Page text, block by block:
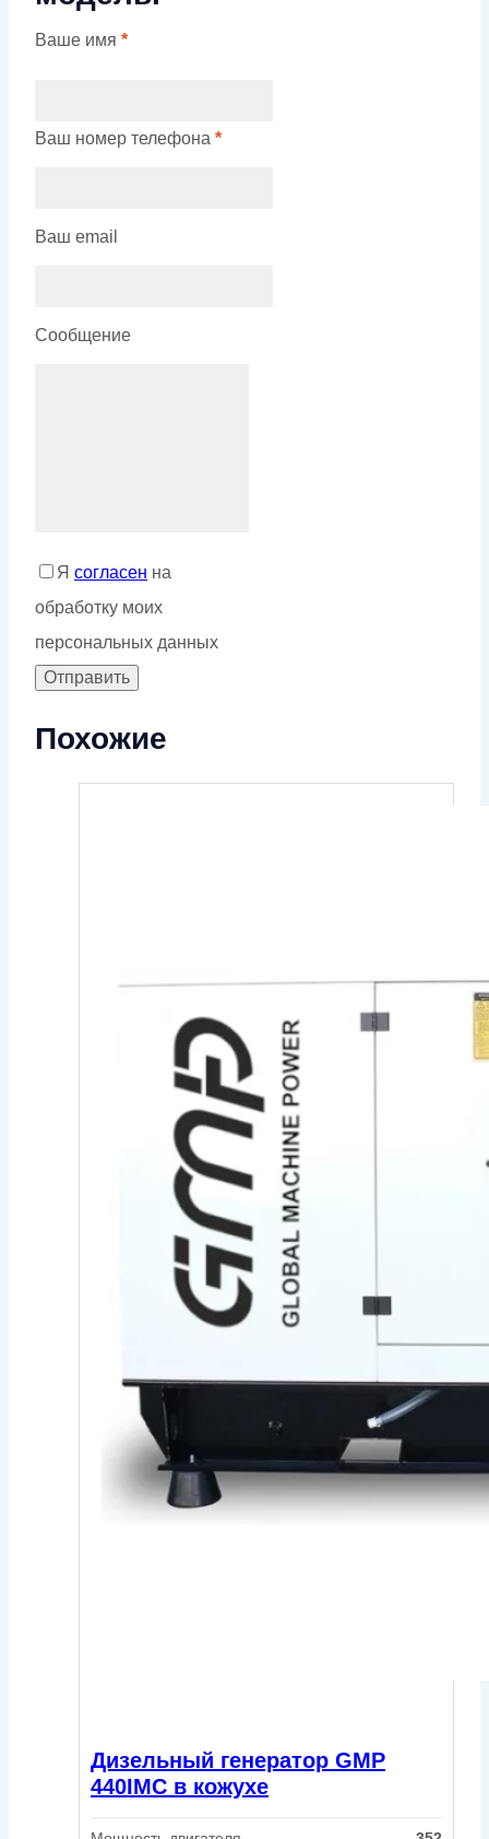
Ваше имя *
Ваш номер телефона *
Ваш email
Сообщение
Я согласен на
обработку моих
персональных данных
Похожие
Дизельный генератор GMP
440IMC в кожухе